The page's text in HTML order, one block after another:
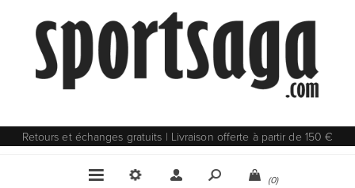
Retours et échanges gratuits | Livraison offerte à partir de 150 €
(0)